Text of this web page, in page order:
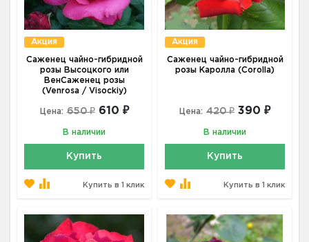
Акция
Саженец чайно-гибридной
розы Высоцкого или
ВенСаженец розы
(Venrosa / Visockiy)
Цена: 650 ₽ 610 ₽
В наличии
Купить
Купить в 1 клик
Акция
Саженец чайно-гибридной
розы Каролла (Corolla)
Цена: 420 ₽ 390 ₽
В наличии
Купить
Купить в 1 клик